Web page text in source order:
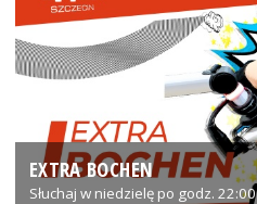
EXTRA BOCHEN
Słuchaj w niedzielę po godz. 22:00